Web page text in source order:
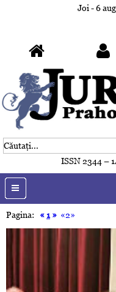
Joi - 6
ISSN 2344 –
Pagina: «1» «2»